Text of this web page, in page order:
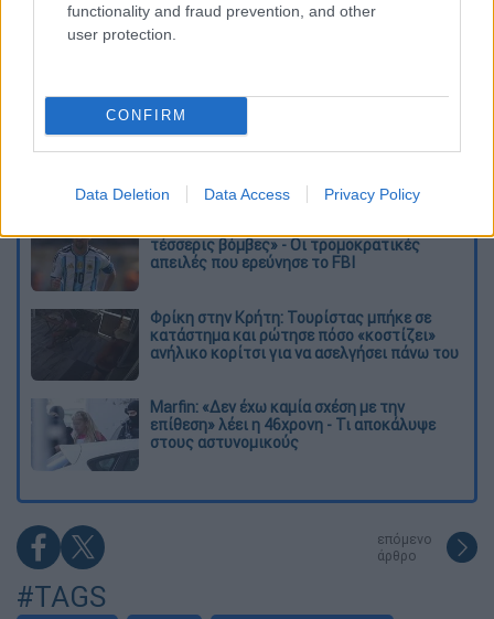
functionality and fraud prevention, and other
user protection.
CONFIRM
Data Deletion Data Access Privacy Policy
καταχώρηση
Διαβάστε ακόμη
Επιστήμονες ανακάλυψαν τον τέταρτο
γνωστό τύπο μεταδοτικού καρκίνου στον
τέσσερις βόμβες» - Οι τρομοκρατικές
απειλές που ερεύνησε το FBI
Φρίκη στην Κρήτη: Τουρίστας μπήκε σε
κατάστημα και ρώτησε πόσο «κοστίζει»
ανήλικο κορίτσι για να ασελγήσει πάνω του
Marfin: «Δεν έχω καμία σχέση με την
επίθεση» λέει η 46χρονη - Τι αποκάλυψε
στους αστυνομικούς
επόμενο
άρθρο
#TAGS